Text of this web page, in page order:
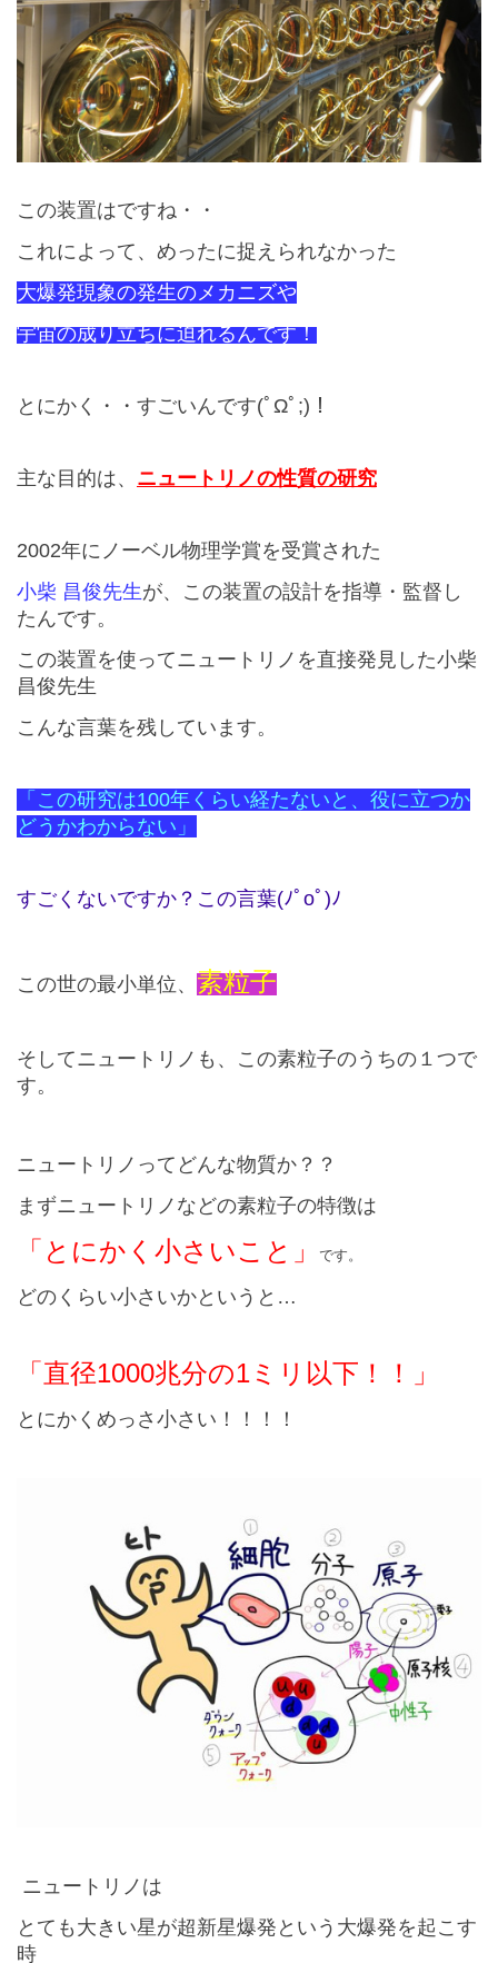
この装置はですね・・
これによって、めったに捉えられなかった
大爆発現象の発生のメカニズや
宇宙の成り立ちに迫れるんです！
とにかく・・すごいんです(ﾟΩﾟ;)！
主な目的は、 ニュートリノの性質の研究
2002年にノーベル物理学賞を受賞された
小柴 昌俊先生が、この装置の設計を指導・監督し
たんです。
この装置を使ってニュートリノを直接発見した小柴
昌俊先生
こんな言葉を残しています。
「この研究は100年くらい経たないと、役に立つか
どうかわからない」
すごくないですか？この言葉(ﾉﾟοﾟ)ﾉ
この世の最小単位、 素粒子
そしてニュートリノも、この素粒子のうちの１つで
す。
ニュートリノってどんな物質か？？
まずニュートリノなどの素粒子の特徴は
「とにかく小さいこと」 です。
どのくらい小さいかというと…
「直径1000兆分の1 ミリ以下！！」
とにかくめっさ小さい！！！！
ニュートリノは
とても大きい星が超新星爆発という大爆発を起こす
時